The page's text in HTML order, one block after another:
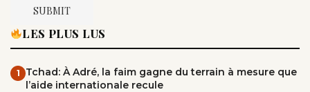
LES PLUS LUS
1
Tchad: À Adré, la faim gagne du terrain à mesure que
l’aide internationale recule